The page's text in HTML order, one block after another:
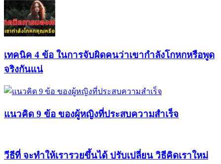
เทคนิค 4 ข้อ ในการจับผิดคนว่าเขากำลังโกหกหรือพูด
จริงกันแน่
แนวคิด 9 ข้อ ของผู้หญิงที่ประสบความสำเร็จ
วีธีที่ จะทำให้เรารวยขึ้นได้ ปรับเปลี่ยน วิธีคิดเราใหม่